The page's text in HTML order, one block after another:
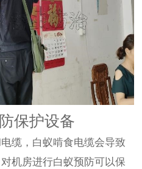
保护设备
缆，白蚁啃食电缆会导致
机房进行白蚁预防可以保